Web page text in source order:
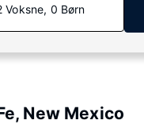
Voksne, 0 Børn
New Mexico